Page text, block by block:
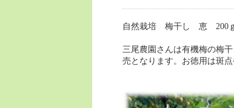
自然栽培 梅干し 恵
三尾農園さんは有機梅の梅
売となります。お徳用は斑